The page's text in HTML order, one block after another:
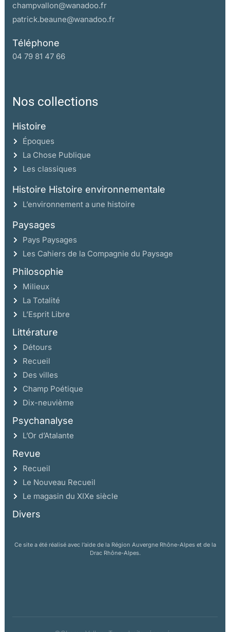
champvallon@wanadoo.fr
patrick.beaune@wanadoo.fr
Téléphone
04 79 81 47 66
Nos collections
Histoire
Époques
La Chose Publique
Les classiques
Histoire Histoire environnementale
L’environnement a une histoire
Paysages
Pays Paysages
Les Cahiers de la Compagnie du Paysage
Philosophie
Milieux
La Totalité
L’Esprit Libre
Littérature
Détours
Recueil
Des villes
Champ Poétique
Dix-neuvième
Psychanalyse
L’Or d’Atalante
Revue
Recueil
Le Nouveau Recueil
Le magasin du XIXe siècle
Divers
Ce site a été réalisé avec l’aide de la Région Auvergne Rhône-Alpes et de la
Drac Rhône-Alpes.